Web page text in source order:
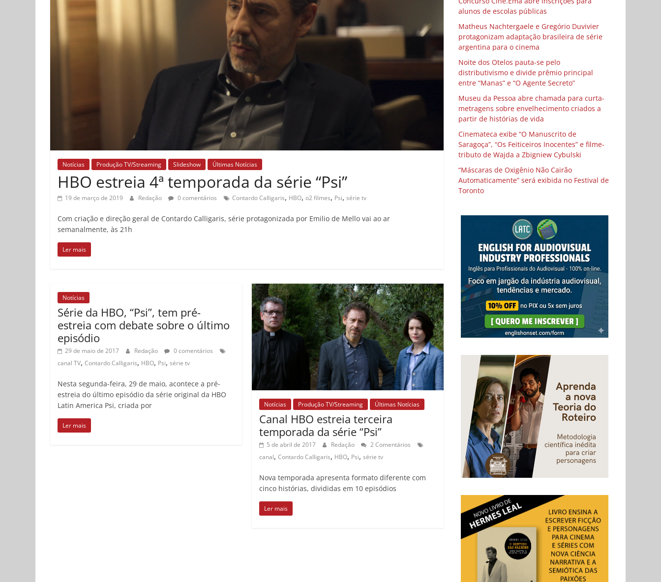
Notícias Produção TV/Streaming Slideshow Últimas Notícias
HBO estreia 4ª temporada da série “Psi”
19 de março de 2019 Redação 0 comentários Contardo Calligaris, HBO, o2 filmes, Psi, série tv
Com criação e direção geral de Contardo Calligaris, série protagonizada por Emilio de Mello vai ao ar
semanalmente, às 21h
Ler mais
Notícias
Série da HBO, “Psi”, tem pré-
estreia com debate sobre o último
episódio
29 de maio de 2017 Redação
0 comentários
canal TV, Contardo Calligaris, HBO, Psi, série tv
Nesta segunda-feira, 29 de maio, acontece a pré-
estreia do último episódio da série original da HBO
Latin America Psi, criada por
Ler mais
Notícias Produção TV/Streaming Últimas Notícias
Canal HBO estreia terceira
temporada da série “Psi”
5 de abril de 2017 Redação
2 Comentários
canal,Contardo Calligaris, HBO, Psi,série tv
Nova temporada apresenta formato diferente com
cinco histórias, divididas em 10 episódios
Ler mais
alunos de escolas públicas
Matheus Nachtergaele e Gregório Duvivier
protagonizam adaptação brasileira de série
argentina para o cinema
Noite dos Otelos pauta-se pelo
distributivismo e divide prêmio principal
entre “Manas” e “O Agente Secreto”
Museu da Pessoa abre chamada para curta-
metragens sobre envelhecimento criados a
partir de histórias de vida
Cinemateca exibe “O Manuscrito de
Saragoça”, “Os Feiticeiros Inocentes” e filme-
tributo de Wajda a Zbigniew Cybulski
“Máscaras de Oxigênio Não Cairão
Automaticamente” será exibida no Festival de
Toronto